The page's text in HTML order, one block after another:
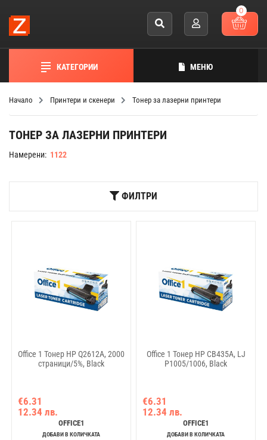
0
КАТЕГОРИИ МЕНЮ
Начало Принтери и скенери Тонер за лазерни принтери
ТОНЕР ЗА ЛАЗЕРНИ ПРИНТЕРИ
Намерени: 1122
ФИЛТРИ
Office 1 Тонер HP Q2612A, 2000
страници/5%, Black
€6.31
12.34 лв.
OFFICE1
ДОБАВИ В КОЛИЧКАТА
Office 1 Тонер HP CB435A, LJ
P1005/1006, Black
€6.31
12.34 лв.
OFFICE1
ДОБАВИ В КОЛИЧКАТА